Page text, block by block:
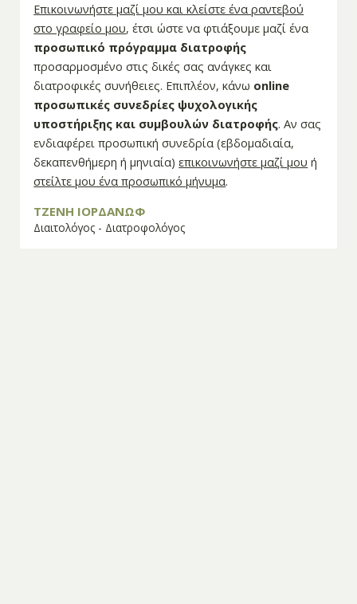
Επικοινωνήστε μαζί μου και κλείστε ένα ραντεβού
στο γραφείο μου, έτσι ώστε να φτιάξουμε μαζί ένα
προσωπικό πρόγραμμα διατροφής
προσαρμοσμένο στις δικές σας ανάγκες και
διατροφικές συνήθειες. Επιπλέον, κάνω online
προσωπικές συνεδρίες ψυχολογικής
υποστήριξης και συμβουλών διατροφής. Αν σας
ενδιαφέρει προσωπική συνεδρία (εβδομαδιαία,
δεκαπενθήμερη ή μηνιαία)επικοινωνήστε μαζί μου ή
στείλτε μου ένα προσωπικό μήνυμα.
ΤΖΕΝΗ ΙΟΡΔΑΝΩΦ
Διαιτολόγος - Διατροφολόγος